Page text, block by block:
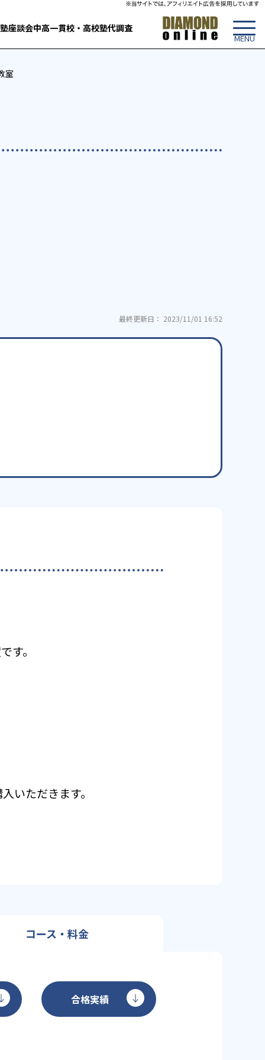
座談会中高一貫校・高校塾代調査
室
最終更新日： 2023/11/01 16:52
す。
いただきます。
コース・料金
合格実績